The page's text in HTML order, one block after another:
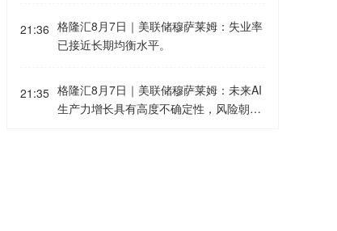
21:36 格隆汇8月7日｜美联储穆萨莱姆：失业率
已接近长期均衡水平。
21:35 格隆汇8月7日｜美联储穆萨莱姆：未来AI
生产力增长具有高度不确定性，风险朝着